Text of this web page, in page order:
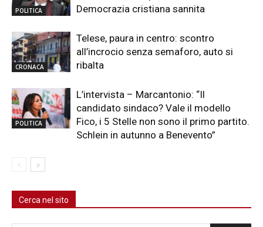
POLITICA
Democrazia cristiana sannita
CRONACA
Telese, paura in centro: scontro
all’incrocio senza semaforo, auto si
ribalta
POLITICA
L’intervista – Marcantonio: “Il
candidato sindaco? Vale il modello
Fico, i 5 Stelle non sono il primo partito.
Schlein in autunno a Benevento”
Cerca nel sito